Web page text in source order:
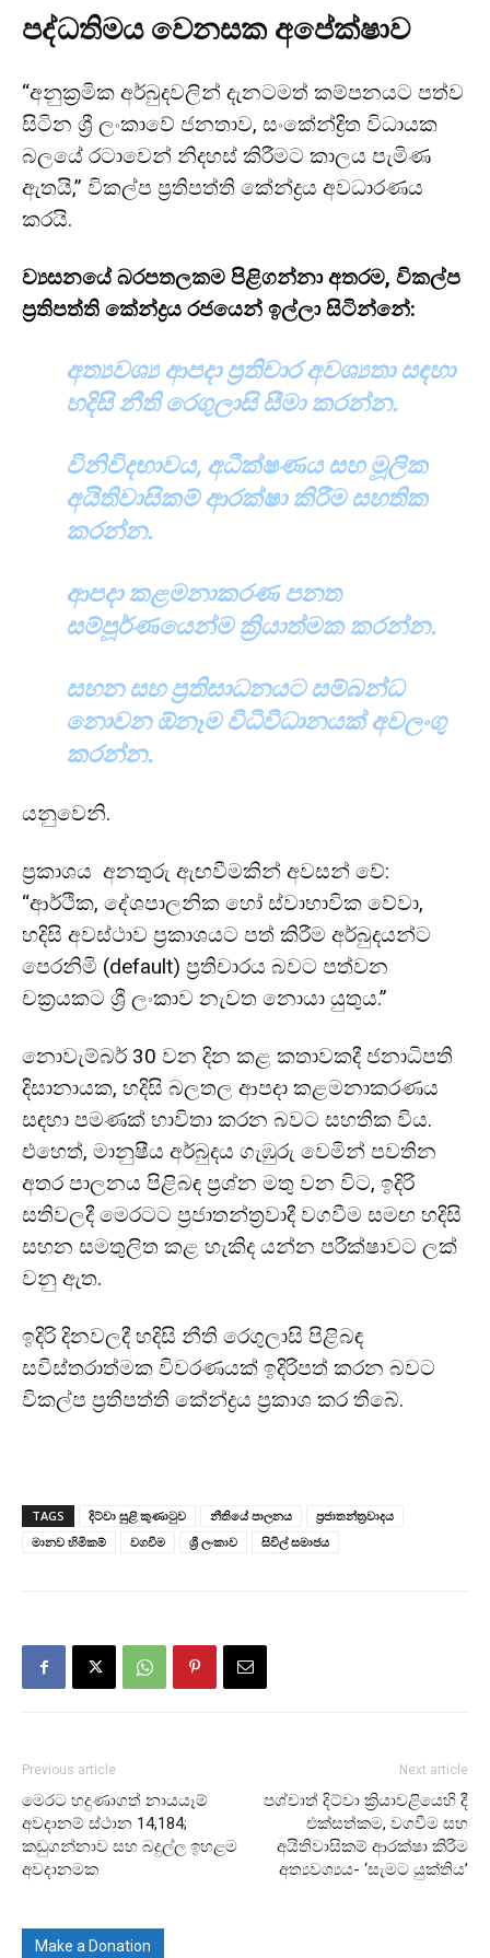
පද්ධතිමය වෙනසක අපේක්ෂාව
“අනුක්‍රමික අර්බුදවලින් දැනටමත් කම්පනයට පත්ව
සිටින ශ්‍රී ලංකාවේ ජනතාව, සංකේන්ද්‍රිත විධායක
බලයේ රටාවෙන් නිදහස් කිරීමට කාලය පැමිණ
ඇතයි,” විකල්ප ප්‍රතිපත්ති කේන්ද්‍රය අවධාරණය
කරයි.
ව්‍යසනයේ බරපතලකම පිළිගන්නා අතරම, විකල්ප
ප්‍රතිපත්ති කේන්ද්‍රය රජයෙන් ඉල්ලා සිටින්නේ:
අත්‍යවශ්‍ය ආපදා ප්‍රතිචාර අවශ්‍යතා සඳහා
හදිසි නීති රෙගුලාසි සීමා කරන්න.
විනිවිදභාවය, අධීක්ෂණය සහ මූලික
අයිතිවාසිකම් ආරක්ෂා කිරීම සහතික
කරන්න.
ආපදා කළමනාකරණ පනත
සම්පූර්ණයෙන්ම ක්‍රියාත්මක කරන්න.
සහන සහ ප්‍රතිසාධනයට සම්බන්ධ
නොවන ඕනෑම විධිවිධානයක් අවලංගු
කරන්න.
යනුවෙනි.
ප්‍රකාශය අනතුරු ඇඟවීමකින් අවසන් වේ:
“ආර්ථික, දේශපාලනික හෝ ස්වාභාවික වේවා,
හදිසි අවස්ථාව ප්‍රකාශයට පත් කිරීම අර්බුදයන්ට
පෙරනිමි (default) ප්‍රතිචාරය බවට පත්වන
චක්‍රයකට ශ්‍රී ලංකාව නැවත නොයා යුතුය.”
නොවැම්බර් 30 වන දින කළ කතාවකදී ජනාධිපති
දිසානායක, හදිසි බලතල ආපදා කළමනාකරණය
සඳහා පමණක් භාවිතා කරන බවට සහතික විය.
එහෙත්, මානුෂීය අර්බුදය ගැඹුරු වෙමින් පවතින
අතර පාලනය පිළිබඳ ප්‍රශ්න මතු වන විට, ඉදිරි
සතිවලදී මෙරටට ප්‍රජාතන්ත්‍රවාදී වගවීම සමඟ හදිසි
සහන සමතුලිත කළ හැකිද යන්න පරීක්ෂාවට ලක්
වනු ඇත.
ඉදිරි දිනවලදී හදිසි නීති රෙගුලාසි පිළිබඳ
සවිස්තරාත්මක විවරණයක් ඉදිරිපත් කරන බවට
විකල්ප ප්‍රතිපත්ති කේන්ද්‍රය ප්‍රකාශ කර තිබේ.
TAGS දිට්වා සුළි කුණාටුව නීතියේ පාලනය
ප්‍රජාතන්ත්‍රවාදය
මානව හිමිකම්
වගවීම ශ්‍රී ලංකාව සිවිල් සමාජය
Previous article
මෙරට හදුණාගත් නායයෑම්
අවදානම් ස්ථාන 14,184;
කඩුගන්නාව සහ බදුල්ල ඉහළම
අවදානමක
Next article
පශ්චාත් දිට්වා ක්‍රියාවළියෙහි දී
එක්සත්කම, වගවීම සහ
අයිතිවාසිකම් ආරක්ෂා කිරීම
අත්‍යවශ්‍යය- ‘සැමට යුක්තිය’
Make a Donation